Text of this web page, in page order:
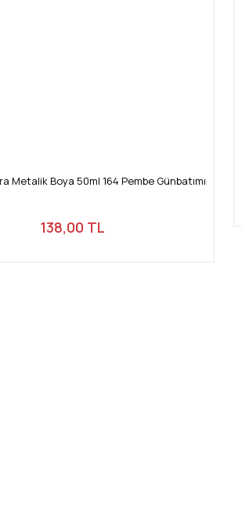
Metalik Boya 50ml 164 Pembe Günbatımı
138,00 TL